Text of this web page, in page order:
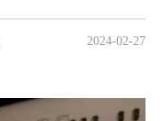
2024-02-27